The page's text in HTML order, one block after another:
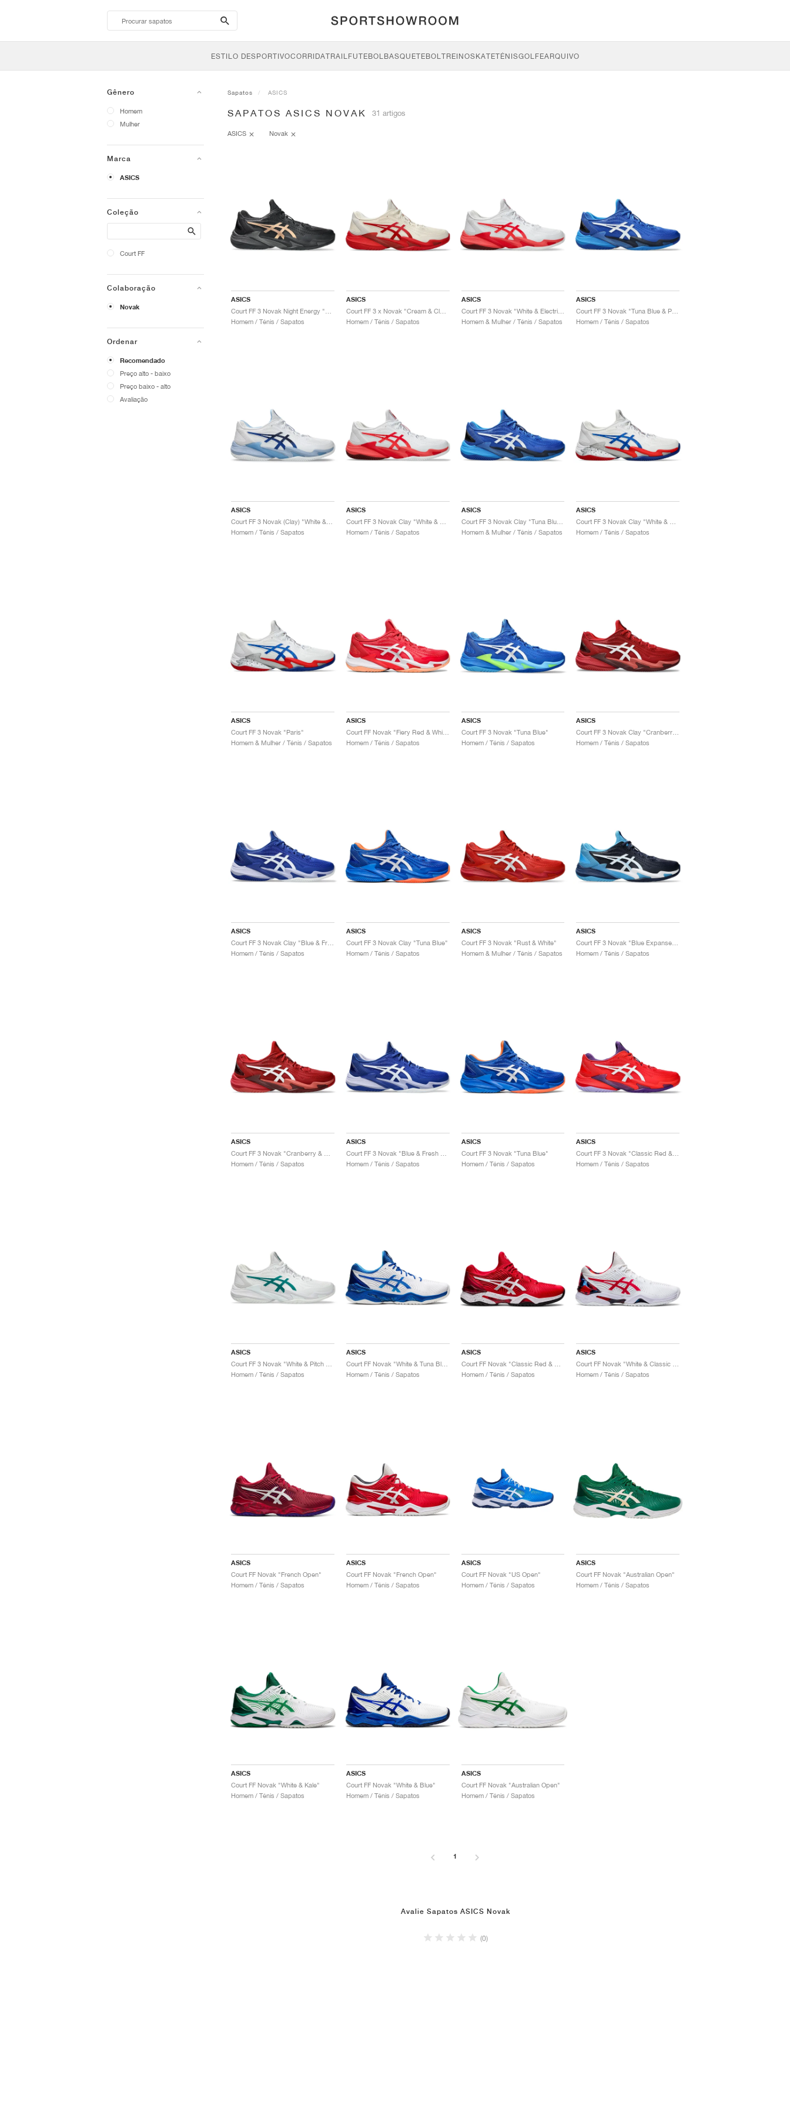
search-
btn
ESTILO DESPORTIVOCORRIDATRAILFUTEBOLBASQUETEBOLTREINOSKATETÉNISGOLFEARQUIVO
Gênero
Homem
Mulher
Marca
ASICS
Coleção
Search
Court FF
Colaboração
Novak
Ordenar
Recomendado
Preço alto - baixo
Preço baixo - alto
Avaliação
Sapatos ASICS
SAPATOS ASICS NOVAK 31 artigos
ASICS Novak
ASICS
Homem / Ténis / Sapatos
ASICS
Court FF 3 x Novak "Cream & Classic Red"
Homem / Ténis / Sapatos
ASICS
Court FF 3 Novak "White & Electric Red"
Homem & Mulher / Ténis / Sapatos
ASICS
Homem / Ténis / Sapatos
ASICS
Homem / Ténis / Sapatos
ASICS
Homem / Ténis / Sapatos
ASICS
Court FF 3 Novak Clay "Tuna Blue & Pure Silver"
Homem & Mulher / Ténis / Sapatos
ASICS
Homem / Ténis / Sapatos
ASICS
Court FF 3 Novak "Paris"
Homem & Mulher / Ténis / Sapatos
ASICS
Court FF Novak "Fiery Red & White"
Homem / Ténis / Sapatos
ASICS
Court FF 3 Novak "Tuna Blue"
Homem / Ténis / Sapatos
ASICS
Homem / Ténis / Sapatos
ASICS
Homem / Ténis / Sapatos
ASICS
Court FF 3 Novak Clay "Tuna Blue"
Homem / Ténis / Sapatos
ASICS
Court FF 3 Novak "Rust & White"
Homem & Mulher / Ténis / Sapatos
ASICS
Homem / Ténis / Sapatos
ASICS
Homem / Ténis / Sapatos
ASICS
Homem / Ténis / Sapatos
ASICS
Court FF 3 Novak "Tuna Blue"
Homem / Ténis / Sapatos
ASICS
Homem / Ténis / Sapatos
ASICS
Homem / Ténis / Sapatos
ASICS
Court FF Novak "White & Tuna Blue"
Homem / Ténis / Sapatos
ASICS
Homem / Ténis / Sapatos
ASICS
Homem / Ténis / Sapatos
ASICS
Court FF Novak "French Open"
Homem / Ténis / Sapatos
ASICS
Court FF Novak "French Open"
Homem / Ténis / Sapatos
ASICS
Court FF Novak "US Open"
Homem / Ténis / Sapatos
ASICS
Court FF Novak "Australian Open"
Homem / Ténis / Sapatos
ASICS
Court FF Novak "White & Kale"
Homem / Ténis / Sapatos
ASICS
Court FF Novak "White & Blue"
Homem / Ténis / Sapatos
ASICS
Court FF Novak "Australian Open"
Homem / Ténis / Sapatos
1
Avalie Sapatos ASICS Novak
(0)